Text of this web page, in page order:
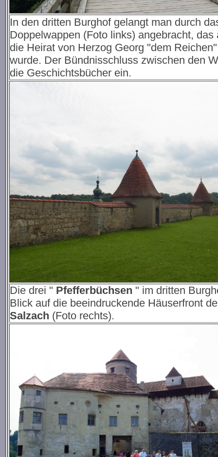
In den dritten Burghof gelangt man durch
Doppelwappen (Foto links) angebracht,
die Heirat von Herzog Georg "dem
wurde. Der Bündnisschluss zwischen den
die Geschichtsbücher ein.
Die drei " Pfefferbüchsen " im dritten
Blick auf die beeindruckende Häuserfront
Salzach (Foto rechts).